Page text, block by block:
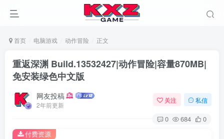
首页 电脑游戏 动作冒险 正文
重返深渊 Build.13532427|动作冒险|容量870MB|
免安装绿色中文版
网友投稿
2年前更新
关注 私信
0 684 0
付费资源